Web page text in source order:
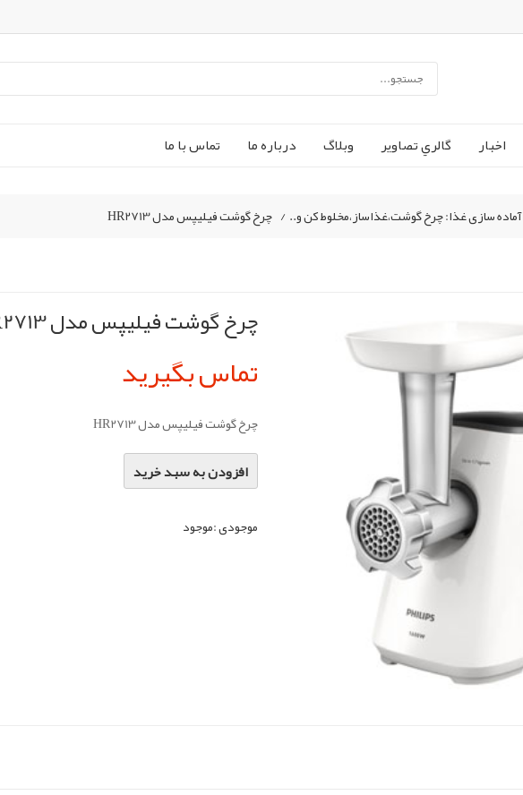
اخبار گالري تصاوير وبلاگ درباره ما تماس با ما
آماده سازی غذا: چرخ گوشت،غذاساز،مخلوط کن و.. / چرخ گوشت فیلیپس مدل HR2713
چرخ گوشت فیلیپس مدل HR2713
تماس بگیرید
چرخ گوشت فیلیپس مدل HR2713
افزودن به سبد خرید
موجودی :موجود